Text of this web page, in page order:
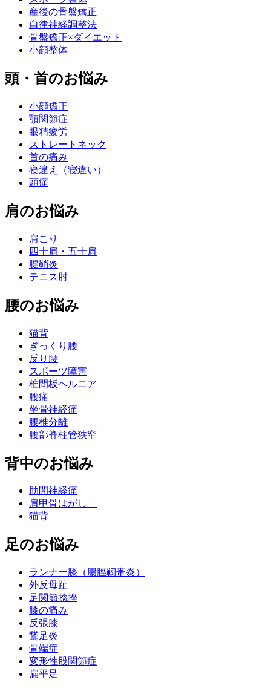
産後の骨盤矯正
自律神経調整法
骨盤矯正×ダイエット
小顔整体
頭・首のお悩み
小顔矯正
顎関節症
眼精疲労
ストレートネック
首の痛み
寝違え（寝違い）
頭痛
肩のお悩み
肩こり
四十肩・五十肩
腱鞘炎
テニス肘
腰のお悩み
猫背
ぎっくり腰
反り腰
スポーツ障害
椎間板ヘルニア
腰痛
坐骨神経痛
腰椎分離
腰部脊柱管狭窄
背中のお悩み
肋間神経痛
肩甲骨はがし
猫背
足のお悩み
ランナー膝（腸脛靭帯炎）
外反母趾
足関節捻挫
膝の痛み
反張膝
鵞足炎
骨端症
変形性股関節症
扁平足